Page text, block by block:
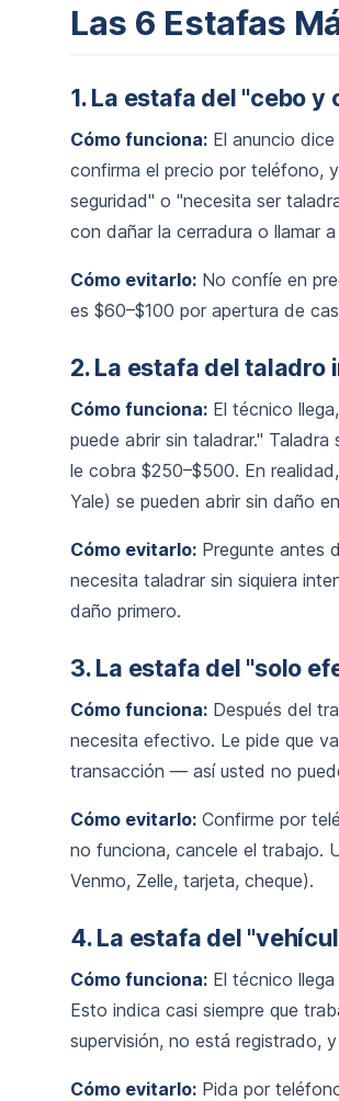
Las 6 Estafas
1. La estafa del "cebo
Cómo funciona: El anuncio
confirma el precio por teléfono,
seguridad" o "necesita ser
con dañar la cerradura o llamar
Cómo evitarlo: No confíe en
es $60–$100 por apertura de
2. La estafa del taladro
Cómo funciona: El técnico
puede abrir sin taladrar."
le cobra $250–$500. En
Yale) se pueden abrir sin daño
Cómo evitarlo: Pregunte antes
necesita taladrar sin siquiera
daño primero.
3. La estafa del "solo
Cómo funciona: Después del
necesita efectivo. Le pide que
transacción — así usted no
Cómo evitarlo: Confirme por
no funciona, cancele el trabajo.
Venmo, Zelle, tarjeta, cheque).
4. La estafa del
Cómo funciona: El técnico
Esto indica casi siempre que
supervisión, no está registrado,
Cómo evitarlo: Pida por